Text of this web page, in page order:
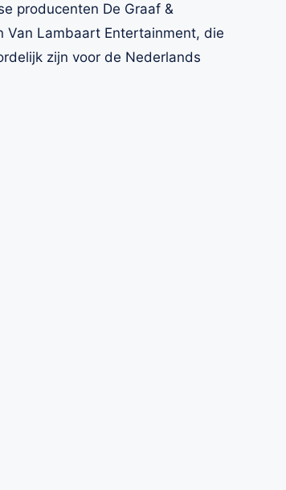
producenten De Graaf &
Van Lambaart Entertainment, die
zijn voor de Nederlands